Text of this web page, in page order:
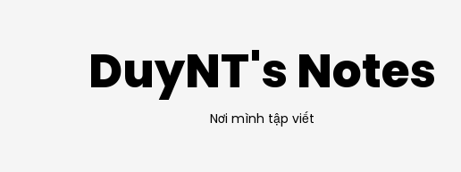
DuyNT's Notes
Nơi mình tập viết